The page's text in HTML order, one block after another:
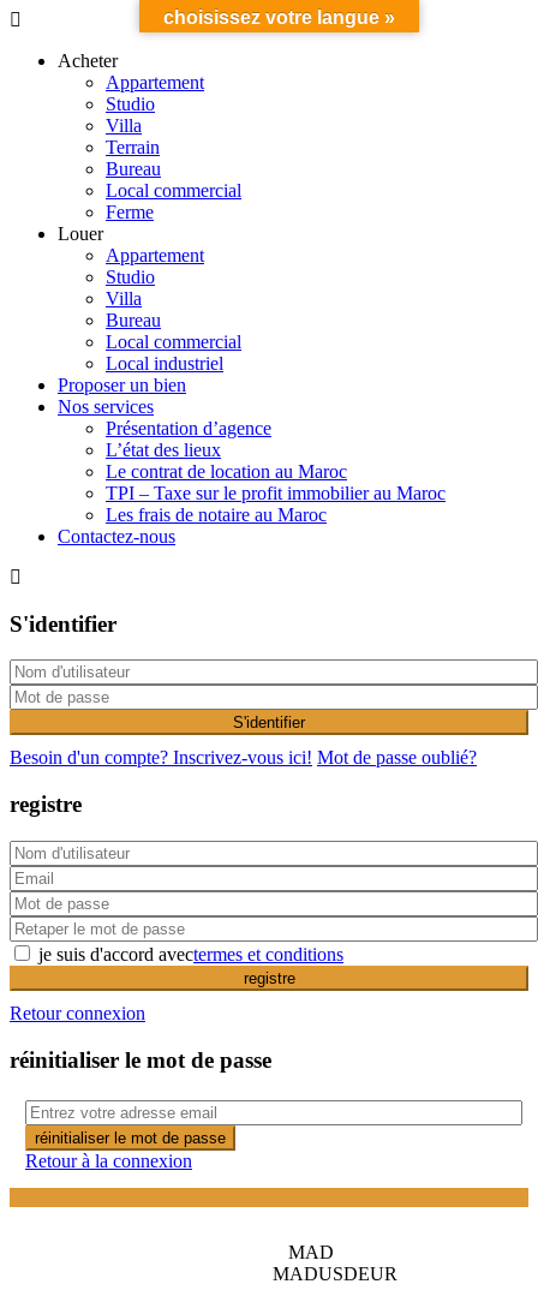
Acheter
Appartement
Studio
Villa
Terrain
Bureau
Local commercial
Ferme
Louer
Appartement
Studio
Villa
Bureau
Local commercial
Local industriel
Proposer un bien
Nos services
Présentation d’agence
L’état des lieux
Le contrat de location au Maroc
TPI – Taxe sur le profit immobilier au Maroc
Les frais de notaire au Maroc
Contactez-nous
S'identifier
S'identifier
Besoin d'un compte? Inscrivez-vous ici! Mot de passe oublié?
registre
je suis d'accord avectermes et conditions
registre
Retour connexion
réinitialiser le mot de passe
réinitialiser le mot de passe
Retour à la connexion
MAD
MADUSDEUR
choisissez votre langue »